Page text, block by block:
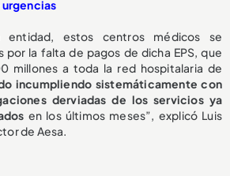
urgencias
estos centros médicos se
por la falta de pagos de dicha EPS, que
millones a toda la red hospitalaria de
incumpliendo sistemáticamente con
derviadas de los servicios ya
en los últimos meses”, explicó Luis
de Aesa.